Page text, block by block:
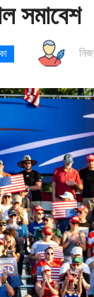
সমাবেশ